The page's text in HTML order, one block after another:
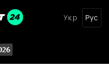
Укр Рус